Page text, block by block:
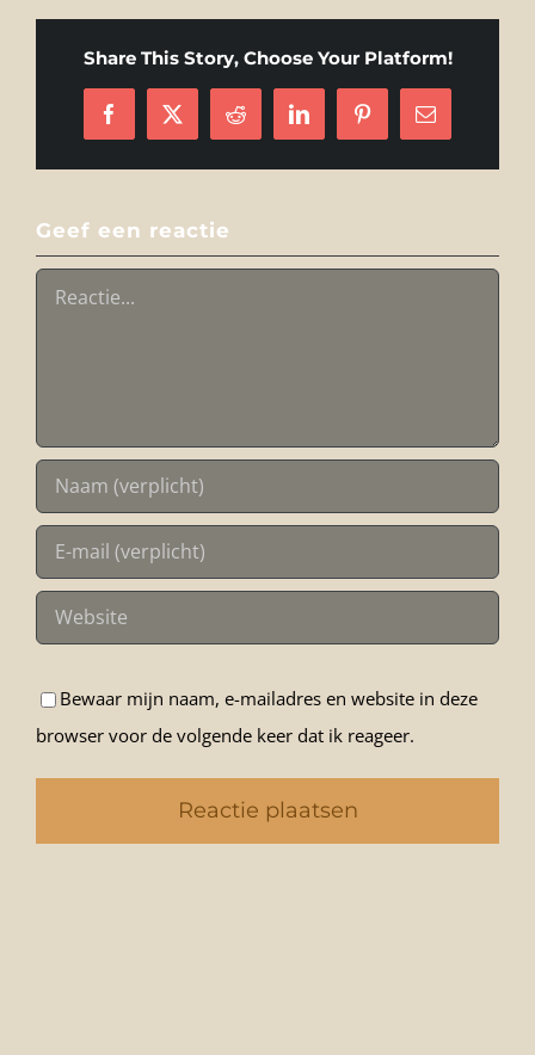
Share This Story, Choose Your Platform!
Facebook
X Reddit LinkedInPinterest
E-
mail
Geef een reactie
Reactie
Bewaar mijn naam, e-mailadres en website in deze
browser voor de volgende keer dat ik reageer.